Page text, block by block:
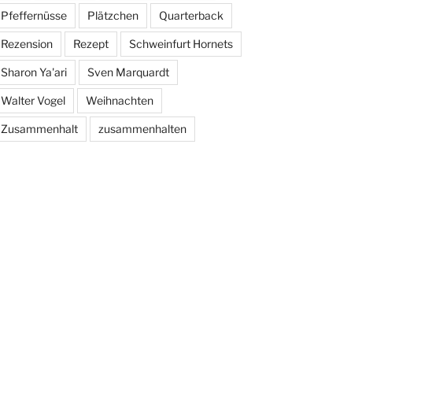
Pfeffernüsse Plätzchen Quarterback
Rezension Rezept Schweinfurt Hornets
Sharon Ya'ari Sven Marquardt
Walter Vogel Weihnachten
Zusammenhalt zusammenhalten